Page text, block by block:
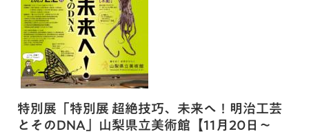
特別展「特別展 超絶技巧、未来へ！明治工芸
とそのDNA」山梨県立美術館【11月20日～